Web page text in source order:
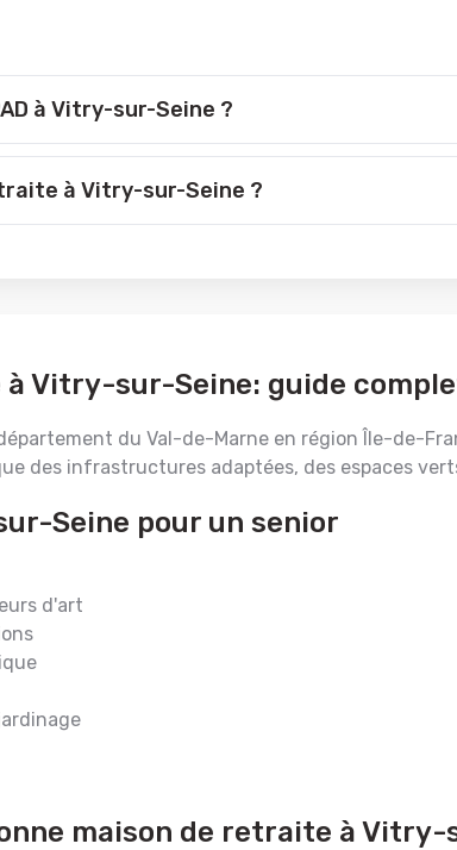
à Vitry-sur-Seine ?
à Vitry-sur-Seine ?
Vitry-sur-Seine: guide
du Val-de-Marne en région Île-de-
des infrastructures adaptées, des espaces
Seine pour un senior
d'art
maison de retraite à Vitry-